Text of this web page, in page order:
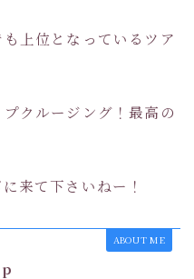
上位となっているツア
クルージング！最高の
来て下さいねー！
ABOUT ME